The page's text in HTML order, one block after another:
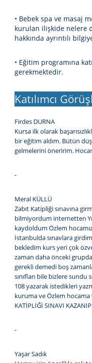
• Bebek spa ve masaj
kurulan ilişkide nelere
hakkında ayrıntılı
• Eğitim programına
gerekmektedir.
Katılımcı
Firdes DURNA
Kursa ilk olarak
bir eğitim aldım. Bütün
gelmelerini öneririm.
-
Meral KÜLLÜ
Zabıt Katipliği sınavına
bilmiyordum internetten
kaydoldum Özlem
İstanbulda sınavlara
bekledim kurs yeri çok
zaman daha önceki
gerekli demedi boş
sınıfları bile bizlere sundu
108 yazarak istedikleri
kuruma ve Özlem hocama
KATİPLİĞİ SINAVI
-
Yaşar Sadık